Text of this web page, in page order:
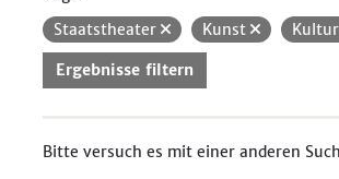
Staatstheater
Kunst Kultur
Ergebnisse filtern
Bitte versuch es mit einer anderen